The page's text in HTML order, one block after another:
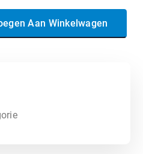
Aan Winkelwagen